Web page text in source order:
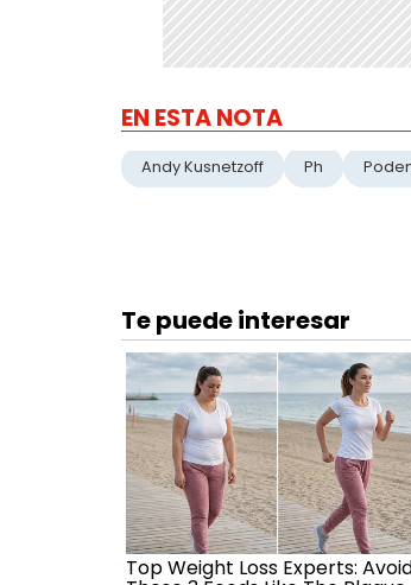
EN ESTA NOTA
Andy Kusnetzoff Ph